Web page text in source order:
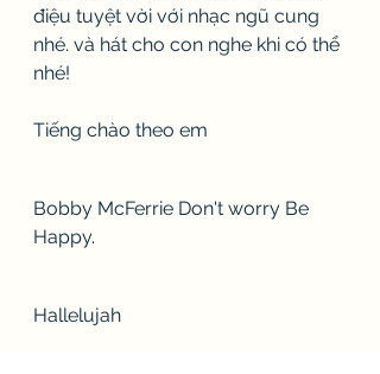
điệu tuyệt vời với nhạc ngũ cung
nhé. và hát cho con nghe khi có thể
nhé!
Tiếng chào theo em
Bobby McFerrie Don't worry Be
Happy.
Hallelujah